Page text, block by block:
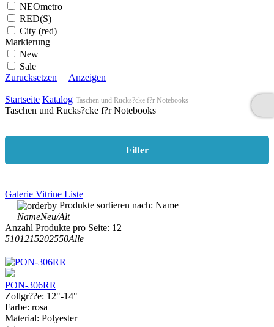
NEOmetro
RED(S)
City (red)
Markierung
New
Sale
Zurucksetzen
Anzeigen
Startseite Katalog Taschen und Rucks?cke f?r Notebooks
Taschen und Rucks?cke f?r Notebooks
Filter
Galerie Vitrine Liste
Produkte sortieren nach: Name
NameNeu/Alt
Anzahl Produkte pro Seite: 12
5101215202550Alle
PON-306RR
Zollgr??e: 12"-14"
Farbe: rosa
Material: Polyester